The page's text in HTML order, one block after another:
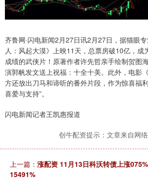
齐鲁网·闪电新闻2月27日讯2月27日，据猫眼
人：风起大漠》上映11天，总票房破10亿，成
成绩的武侠片！原著作者许先哲亲手绘制贺图
演郭帆发文送上祝福：十全十美。此外，电影
方还放出刀马和谛听的番外片段，作为惊喜福
喜爱与支持”。
闪电新闻记者王凯惠报道
创牛配资提示：文章来自网
上一篇： 涨配资 11月13日科沃转债上涨
15491%